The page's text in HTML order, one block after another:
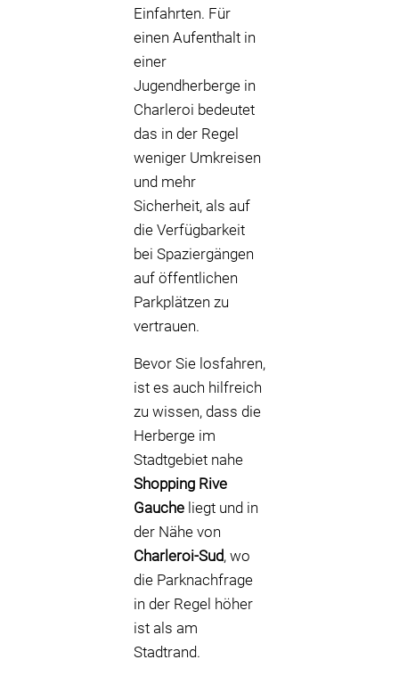
Einfahrten. Für
einen Aufenthalt in
einer
Jugendherberge in
Charleroi bedeutet
das in der Regel
weniger Umkreisen
und mehr
Sicherheit, als auf
die Verfügbarkeit
bei Spaziergängen
auf öffentlichen
Parkplätzen zu
vertrauen.
Bevor Sie losfahren,
ist es auch hilfreich
zu wissen, dass die
Herberge im
Stadtgebiet nahe
Shopping Rive
Gauche liegt und in
der Nähe von
Charleroi-Sud, wo
die Parknachfrage
in der Regel höher
ist als am
Stadtrand.